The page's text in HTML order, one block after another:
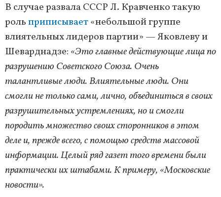
В случае развала СССР Л. Кравченко такую
рольприписывает«небольшой группе
влиятельных лидеров партии» — Яковлеву и
Шеварднадзе: «Это главные действующие лица по
разрушению Советского Союза. Очень
талантливые люди. Влиятельные люди. Они
смогли не только сами, лично, объединиться в своих
разрушительных устремлениях, но и смогли
породить множество своих сторонников в этом
деле и, прежде всего, с помощью средств массовой
информации. Целый ряд газет того времени были
практически их штабами. К примеру, «Московские
новости».